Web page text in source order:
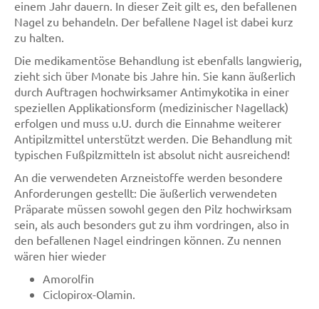
einem Jahr dauern. In dieser Zeit gilt es, den befallenen
Nagel zu behandeln. Der befallene Nagel ist dabei kurz
zu halten.
Die medikamentöse Behandlung ist ebenfalls langwierig,
zieht sich über Monate bis Jahre hin. Sie kann äußerlich
durch Auftragen hochwirksamer Antimykotika in einer
speziellen Applikationsform (medizinischer Nagellack)
erfolgen und muss u.U. durch die Einnahme weiterer
Antipilzmittel unterstützt werden. Die Behandlung mit
typischen Fußpilzmitteln ist absolut nicht ausreichend!
An die verwendeten Arzneistoffe werden besondere
Anforderungen gestellt: Die äußerlich verwendeten
Präparate müssen sowohl gegen den Pilz hochwirksam
sein, als auch besonders gut zu ihm vordringen, also in
den befallenen Nagel eindringen können. Zu nennen
wären hier wieder
Amorolfin
Ciclopirox-Olamin.